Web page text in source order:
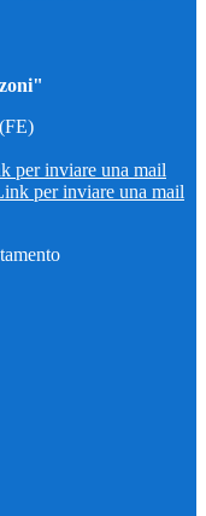
per inviare una mail
per inviare una mail